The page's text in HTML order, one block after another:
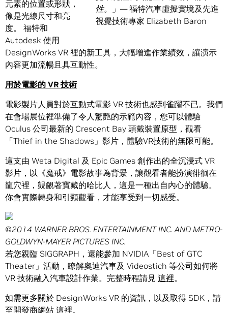
性。」 — 福特汽車虛擬實境及先進
視覺技術專家 Elizabeth Baron
元素的位置或形狀，
像是光線尺寸和亮
度。 福特和
Autodesk 使用
DesignWorks VR 裡的新工具，大幅增進作業績效，讓演示
內容更加流暢且具互動性。
用於電影的 VR 技術
電影製片人員對於互動式電影 VR 技術也感到雀躍不已。我們
在會場展位裡準備了令人驚艷的示範內容，您可以體驗
Oculus 公司最新的 Crescent Bay 頭戴裝置原型，觀看
「Thief in the Shadows」影片，體驗VR技術的無限可能。
這支由 Weta Digital 及 Epic Games 創作出的全沉浸式 VR
影片，以《魔戒》電影故事為背景，讓觀看者能扮演徘徊在
龍穴裡，覬覦著寶藏的哈比人，這是一種出自內心的體驗。
你會實際轉身和引頸觀看，才能享受到一切感受。
©2014 WARNER BROS. ENTERTAINMENT INC. AND METRO-
GOLDWYN-MAYER PICTURES INC.
若您親臨 SIGGRAPH，還能參加 NVIDIA「Best of GTC
Theater」活動，瞭解奧迪汽車及 Videostich 等公司如何將
VR 技術融入汽車設計作業。完整時程請見 這裡。
如需更多關於 DesignWorks VR 的資訊，以及取得 SDK，請
至開發商網站 這裡。